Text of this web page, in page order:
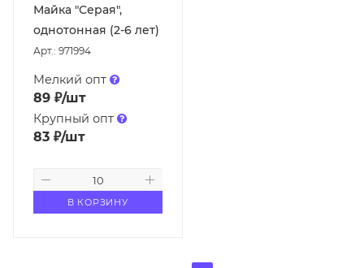
Майка "Серая",
однотонная (2-6 лет)
Арт.: 971994
Мелкий опт
89 ₽/шт
Крупный опт
83 ₽/шт
В КОРЗИНУ